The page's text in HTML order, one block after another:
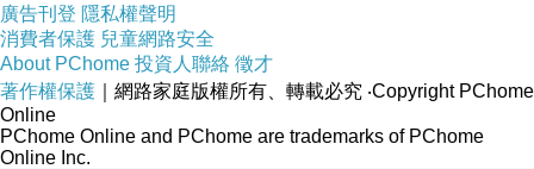
廣告刊登 隱私權聲明
消費者保護 兒童網路安全
About PChome 投資人聯絡 徵才
著作權保護 ｜網路家庭版權所有、轉載必究 ‧Copyright PChome
Online
PChome Online and PChome are trademarks of PChome
Online Inc.